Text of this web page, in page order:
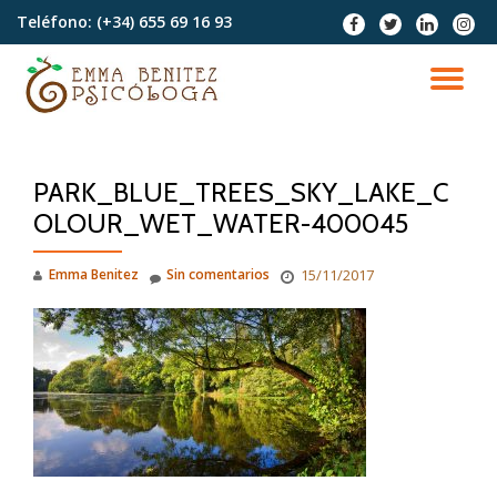
Saltar
contenido
Teléfono: (+34) 655 69 16 93
fa-
facebook
fa-
twitter
fa-
linkedin
fa-
PARK_BLUE_TREES_SKY_LAKE_C
OLOUR_WET_WATER-400045
Emma Benitez 15/11/2017
Sin comentarios